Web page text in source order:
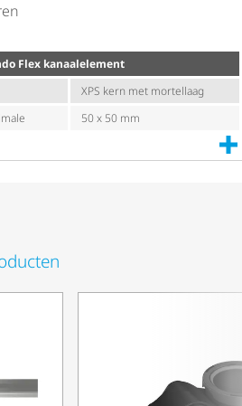
Flex kanaalelement
XPS kern met mortellaag
50 x 50 mm